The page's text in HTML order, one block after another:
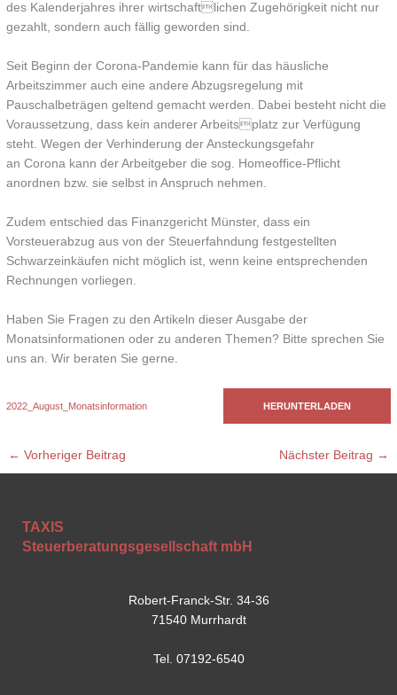
des Kalenderjahres ihrer wirtschaftlichen Zugehörigkeit nicht nur
gezahlt, sondern auch fällig geworden sind.
Seit Beginn der Corona-Pandemie kann für das häusliche
Arbeitszimmer auch eine andere Abzugsregelung mit
Pauschalbeträgen geltend gemacht werden. Dabei besteht nicht die
Voraussetzung, dass kein anderer Arbeitsplatz zur Verfügung
steht. Wegen der Verhinderung der Ansteckungsgefahr
an Corona kann der Arbeitgeber die sog. Homeoffice-Pflicht
anordnen bzw. sie selbst in Anspruch nehmen.
Zudem entschied das Finanzgericht Münster, dass ein
Vorsteuerabzug aus von der Steuerfahndung festgestellten
Schwarzeinkäufen nicht möglich ist, wenn keine entsprechenden
Rechnungen vorliegen.
Haben Sie Fragen zu den Artikeln dieser Ausgabe der
Monatsinformationen oder zu anderen Themen? Bitte sprechen Sie
uns an. Wir beraten Sie gerne.
2022_August_Monatsinformation HERUNTERLADEN
← Vorheriger Beitrag Nächster Beitrag →
TAXIS
Steuerberatungsgesellschaft mbH
Robert-Franck-Str. 34-36
71540 Murrhardt
Tel. 07192-6540